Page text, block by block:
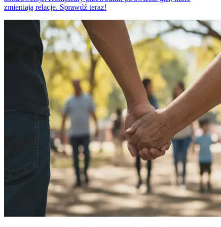
zmieniają relacje. Sprawdź teraz!